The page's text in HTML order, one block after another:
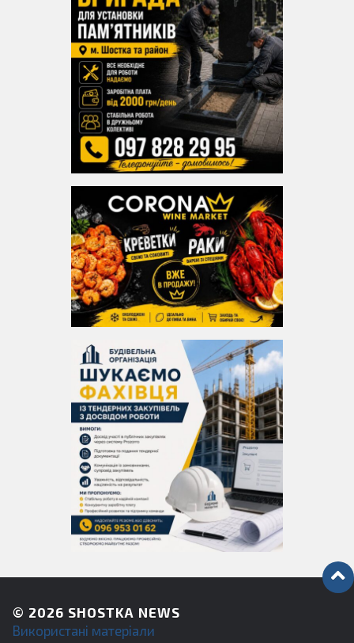
© 2026 SHOSTKA NEWS
Використані матеріали